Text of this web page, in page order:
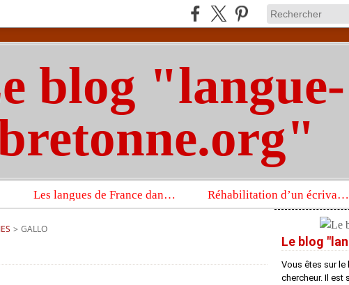
blog "langue-
Les langues de France dans un imposant ouvrage sur la langue française que publient les Presses universitaires d’Oxford Réhabilitation d’un écrivain de langue bretonne aujourd’hui mal connu et méconnu
> GALLO
Le blog
Vous êtes sur le
chercheur. Il est